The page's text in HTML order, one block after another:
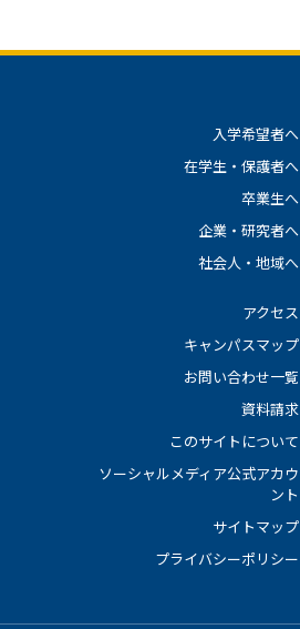
入学希望者へ
在学生・保護者へ
卒業生へ
企業・研究者へ
社会人・地域へ
アクセス
キャンパスマップ
お問い合わせ一覧
資料請求
このサイトについて
ソーシャルメディア公式アカウ
ント
サイトマップ
プライバシーポリシー